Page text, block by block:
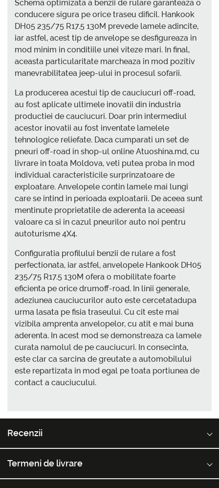
Schema optimizata a benzii de rulare garanteaza o
conducere sigura pe orice traseu dificil. Hankook
DH05 235/75 R17.5 130M prevede lamele adincite,
iar astfel, acest tip de anvelope se desfigureaza in
mod minim in conditiile unei viteze mari. In final,
aceasta particularitate marcheaza in mod pozitiv
manevrabilitatea jeep-ului in procesul sofarii.
La producerea acestui tip de cauciucuri off-road,
au fost aplicate ultimele inovatii din industria
productiei de cauciucuri. Doar prin intermediul
acestor inovatii au fost inventate lamelele
tehnologice reliefate. Daca cumparati un set de
pneuri off-road in shop-ul online Atuoshina.md, cu
livrare in toata Moldova, veti putea proba in mod
individual caracteristicile surprinzatoare de
exploatare. Anvelopele contin lamele mai lungi
care se intind in perioada exploatarii. De aceea sunt
mentinute proprietatile de aderenta la aceeasi
valoare ca si in cazul pneurilor auto noi pentru
autoturisme 4X4.
Configuratia profilului benzii de rulare a fost
perfectionata, iar astfel, anvelopele Hankook DH05
235/75 R17.5 130M ofera o mobilitate foarte
eficienta pe orice drumoff-road. In linii generale,
adeziunea cauciucurilor auto este cercetatadupa
urma lasata pe fisia traseului. Cu cit este mai
vizibila amprenta anvelopelor, cu atit e mai buna
aderenta. In acest mod se demonstreaza ca lamele
curata namolul de pe cauciucuri. In consecinta,
este clar ca sarcina de greutate a automobilului
este repartizata in mod egal pe toata portiunea de
contact a cauciucului.
Recenzii
Termeni de livrare